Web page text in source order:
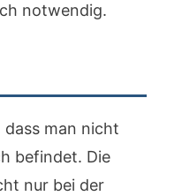
notwendig.
dass man nicht
befindet. Die
nur bei der